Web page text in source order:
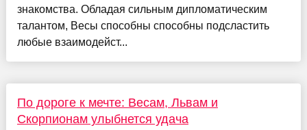
знакомства. Обладая сильным дипломатическим
талантом, Весы способны способны подсластить
любые взаимодейст...
По дороге к мечте: Весам, Львам и
Скорпионам улыбнется удача